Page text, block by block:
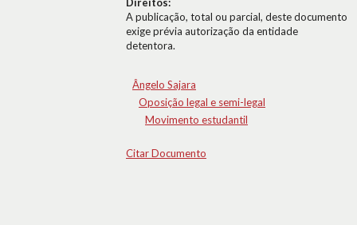
A publicação, total ou parcial, deste documento
exige prévia autorização da entidade
detentora.
Ângelo Sajara
Oposição legal e semi-legal
Movimento estudantil
Citar Documento